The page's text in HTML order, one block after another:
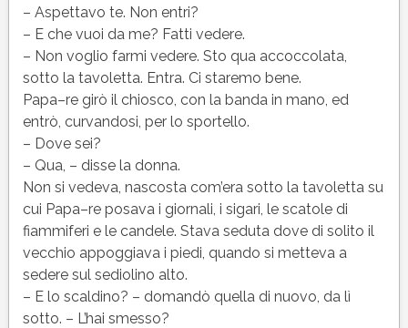
– Aspettavo te. Non entri?
– E che vuoi da me? Fatti vedere.
– Non voglio farmi vedere. Sto qua accoccolata,
sotto la tavoletta. Entra. Ci staremo bene.
Papa–re girò il chiosco, con la banda in mano, ed
entrò, curvandosi, per lo sportello.
– Dove sei?
– Qua, – disse la donna.
Non si vedeva, nascosta com’era sotto la tavoletta su
cui Papa–re posava i giornali, i sigari, le scatole di
fiammiferi e le candele. Stava seduta dove di solito il
vecchio appoggiava i piedi, quando si metteva a
sedere sul sediolino alto.
– E lo scaldino? – domandò quella di nuovo, da lì
sotto. – L’hai smesso?